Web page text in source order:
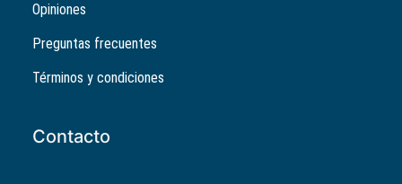
Opiniones
Preguntas frecuentes
Términos y condiciones
Contacto